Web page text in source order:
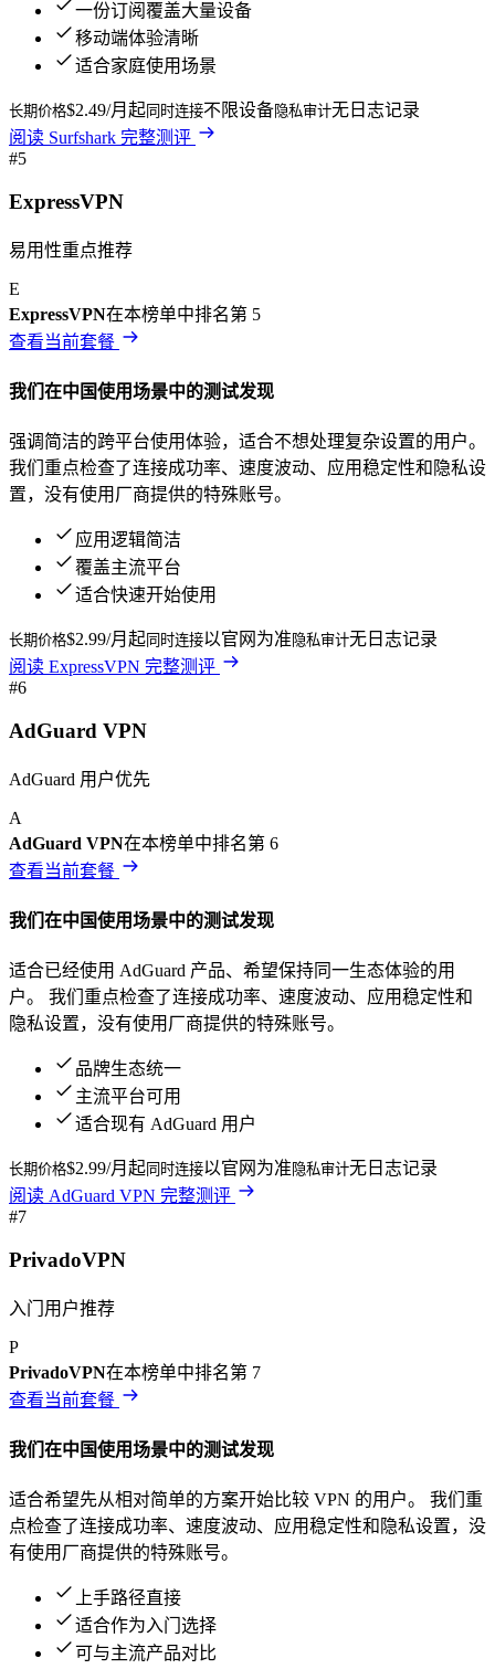
一份订阅覆盖大量设备
移动端体验清晰
适合家庭使用场景
长期价格$2.49/月起 同时连接不限设备隐私审计无日志记录
阅读 Surfshark 完整测评
#5
ExpressVPN
易用性重点推荐
E
ExpressVPN在本榜单中排名第 5
查看当前套餐
我们在中国使用场景中的测试发现
强调简洁的跨平台使用体验，适合不想处理复杂设置的用户。
我们重点检查了连接成功率、速度波动、应用稳定性和隐私设
置，没有使用厂商提供的特殊账号。
应用逻辑简洁
覆盖主流平台
适合快速开始使用
长期价格$2.99/月起 同时连接以官网为准 隐私审计无日志记录
阅读 ExpressVPN 完整测评
#6
AdGuard VPN
AdGuard 用户优先
A
AdGuard VPN在本榜单中排名第 6
查看当前套餐
我们在中国使用场景中的测试发现
适合已经使用 AdGuard 产品、希望保持同一生态体验的用
户。
我们重点检查了连接成功率、速度波动、应用稳定性和
隐私设置，没有使用厂商提供的特殊账号。
品牌生态统一
主流平台可用
适合现有 AdGuard 用户
长期价格$2.99/月起 同时连接以官网为准 隐私审计无日志记录
阅读 AdGuard VPN 完整测评
#7
PrivadoVPN
入门用户推荐
P
PrivadoVPN在本榜单中排名第 7
查看当前套餐
我们在中国使用场景中的测试发现
适合希望先从相对简单的方案开始比较 VPN 的用户。
我们重
点检查了连接成功率、速度波动、应用稳定性和隐私设置，没
有使用厂商提供的特殊账号。
上手路径直接
适合作为入门选择
可与主流产品对比